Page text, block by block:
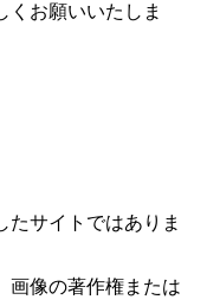
くお願いいたしま
たサイトではありま
画像の著作権または